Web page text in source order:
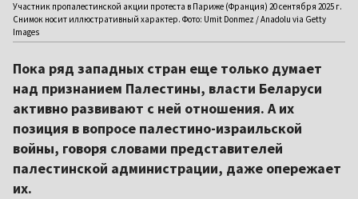
Участник пропалестинской акции протеста в Париже (Франция) 20 сентября 2025 г.
Снимок носит иллюстративный характер. Фото: Umit Donmez / Anadolu via Getty
Images
Пока ряд западных стран еще только думает
над признанием Палестины, власти Беларуси
активно развивают с ней отношения. А их
позиция в вопросе палестино-израильской
войны, говоря словами представителей
палестинской администрации, даже опережает
их.